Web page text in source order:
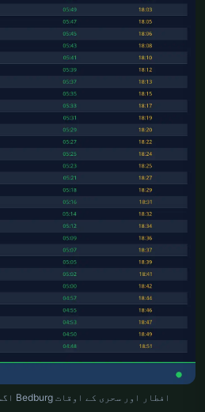
افطار اور سحری کے اوقات Bedburg اگست 2026 — نماز کے اوقات